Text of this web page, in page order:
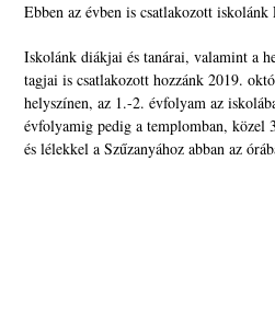
Ebben az évben is csatlakozott iskolánk
Iskolánk diákjai és tanárai, valamint a
tagjai is csatlakozott hozzánk 2019.
helyszínen, az 1.-2. évfolyam az
évfolyamig pedig a templomban, közel
és lélekkel a Szűzanyához abban az